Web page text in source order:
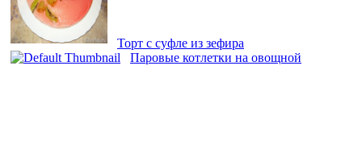
Торт с суфле из зефира
Паровые котлетки на овощной